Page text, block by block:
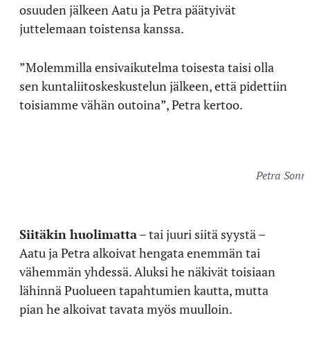
osuuden jälkeen Aatu ja Petra päätyivät
juttelemaan toistensa kanssa.
”Molemmilla ensivaikutelma toisesta taisi olla
sen kuntaliitoskeskustelun jälkeen, että pidettiin
toisiamme vähän outoina”, Petra kertoo.
Petra
Siitäkin huolimatta– tai juuri siitä syystä –
Aatu ja Petra alkoivat hengata enemmän tai
vähemmän yhdessä. Aluksi he näkivät toisiaan
lähinnä Puolueen tapahtumien kautta, mutta
pian he alkoivat tavata myös muulloin.